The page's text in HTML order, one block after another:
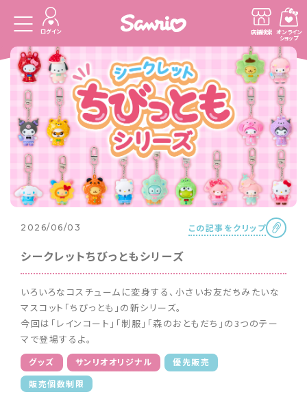
ログイン 店舗検索 オンライン
ショップ
2026/06/03 この記事をクリップ
シークレットちびっともシリーズ
いろいろなコスチュームに変身する、小さいお友だちみたいな
マスコット「ちびっとも」の新シリーズ。
今回は「レインコート」「制服」「森のおともだち」の3つのテー
マで登場するよ。
グッズ サンリオオリジナル
優先販売
販売個数制限